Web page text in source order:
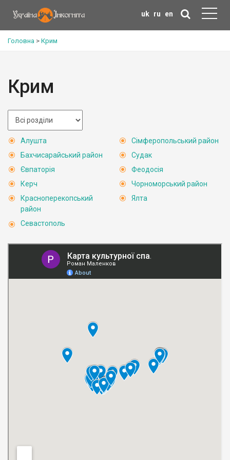
uk ru en
Головна > Крим
Крим
Алушта
Бахчисарайський район
Євпаторія
Керч
Красноперекопський
район
Севастополь
Сімферопольський район
Судак
Феодосія
Чорноморський район
Ялта